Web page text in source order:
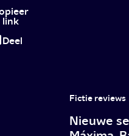
Niche:
Museum
Speelklok
link
Deel
Fictie reviews
Nieuwe